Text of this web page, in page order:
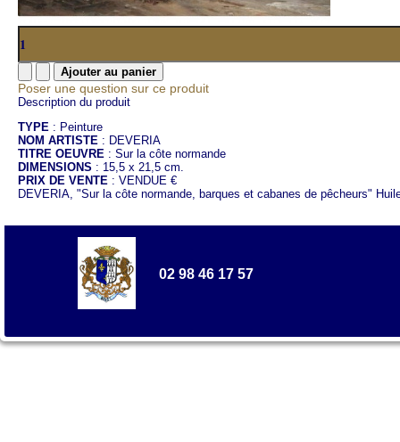
Poser une question sur ce produit
Description du produit
TYPE : Peinture
NOM ARTISTE : DEVERIA
TITRE OEUVRE : Sur la côte normande
DIMENSIONS : 15,5 x 21,5 cm.
PRIX DE VENTE : VENDUE €
DEVERIA, "Sur la côte normande, barques et cabanes de pêcheurs"
02 98 46 17 57